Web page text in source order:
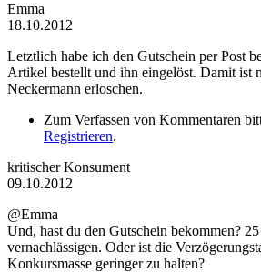
Emma
18.10.2012
Letztlich habe ich den Gutschein per Post
Artikel bestellt und ihn eingelöst. Damit ist
Neckermann erloschen.
Zum Verfassen von Kommentaren
Registrieren.
kritischer Konsument
09.10.2012
@Emma
Und, hast du den Gutschein bekommen?
vernachlässigen. Oder ist die
Konkursmasse geringer zu halten?